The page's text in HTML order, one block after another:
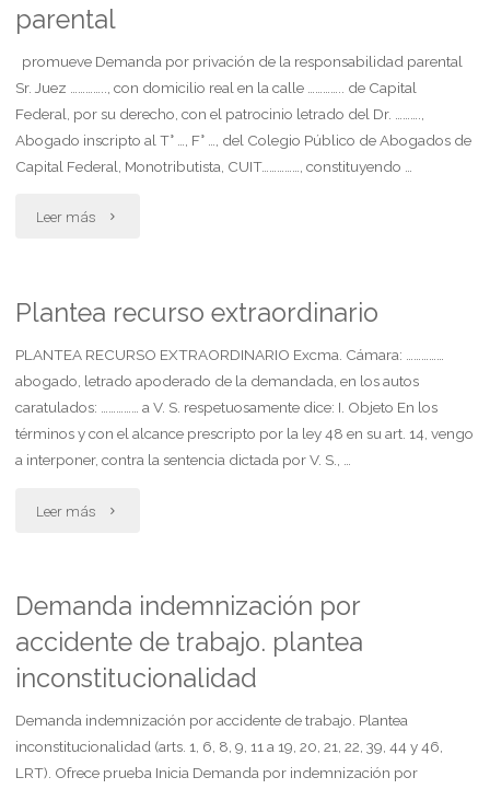
federal"
parental
promueve Demanda por privación de la responsabilidad parental
Sr. Juez ………….., con domicilio real en la calle ………….. de Capital
Federal, por su derecho, con el patrocinio letrado del Dr. ……….,
Abogado inscripto al T° …, F° …, del Colegio Público de Abogados de
Capital Federal, Monotributista, CUIT……………, constituyendo …
Leer más "Privacion
parental"
Plantea recurso extraordinario
PLANTEA RECURSO EXTRAORDINARIO Excma. Cámara: ……………
abogado, letrado apoderado de la demandada, en los autos
caratulados: …………… a V. S. respetuosamente dice: I. Objeto En los
términos y con el alcance prescripto por la ley 48 en su art. 14, vengo
a interponer, contra la sentencia dictada por V. S., …
Leer más "Plantea
extraordinario"
Demanda indemnización por
accidente de trabajo. plantea
inconstitucionalidad
Demanda indemnización por accidente de trabajo. Plantea
inconstitucionalidad (arts. 1, 6, 8, 9, 11 a 19, 20, 21, 22, 39, 44 y 46,
LRT). Ofrece prueba Inicia Demanda por indemnización por